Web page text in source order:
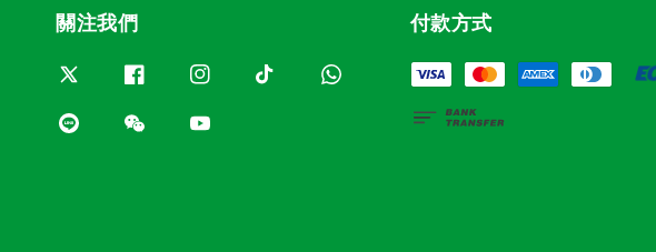
關注我們 付款方式